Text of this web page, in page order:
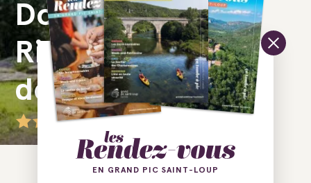
Domaine des
Rives - Mas
des oliviers
EN GRAND PIC SAINT-LOUP